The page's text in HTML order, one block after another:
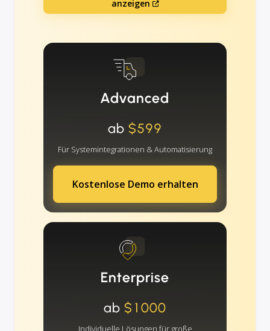
anzeigen
Advanced
ab$599
Für Systemintegrationen & Automatisierung
Kostenlose Demo erhalten
Enterprise
ab$1000
Individuelle Lösungen für große